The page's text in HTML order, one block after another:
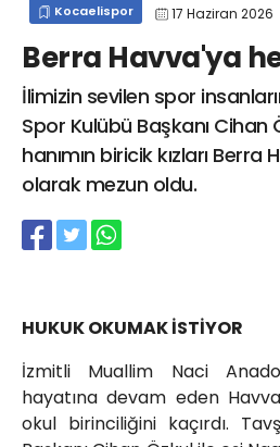
Kocaelispor 17 Haziran 2026
Berra Havva'ya
İlimizin sevilen spor
Spor Kulübü Başkanı Cihan
hanımın biricik kızları
olarak mezun oldu.
HUKUK OKUMAK İSTİYOR
İzmitli Muallim Naci
hayatına devam eden
okul birinciliğini kaçırdı.